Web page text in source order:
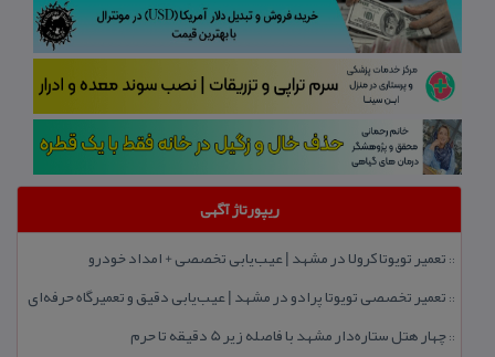
ریپورتاژ آگهی
:: تعمیر تویوتا كرولا در مشهد | عیب‌یابی تخصصی + امداد خودرو
:: تعمیر تخصصی تویوتا پرادو در مشهد | عیب‌یابی دقیق و تعمیرگاه حرفه‌ای
::چهار هتل‌ ستاره‌دار مشهد با فاصله زیر 5 دقیقه تا حرم